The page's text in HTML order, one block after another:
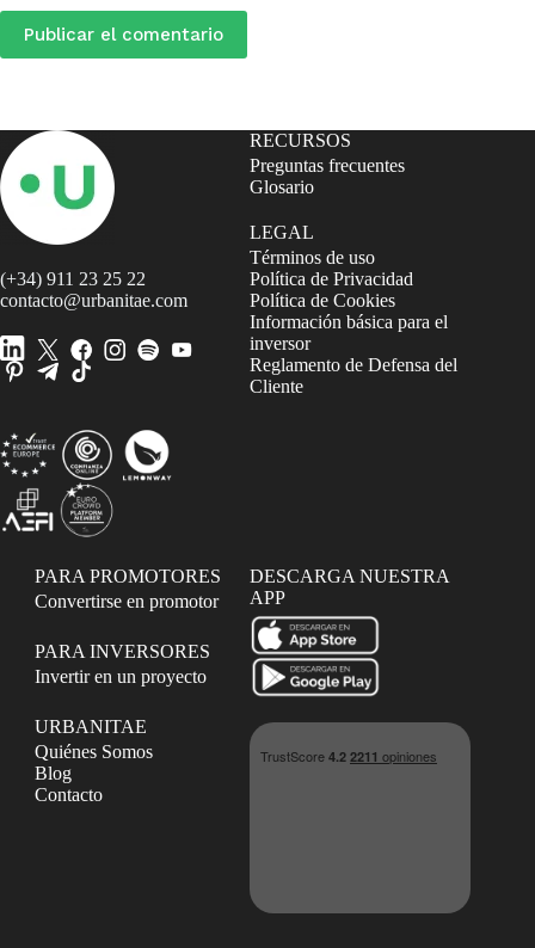
Publicar el comentario
(+34) 911 23 25 22
contacto@urbanitae.com
RECURSOS
Preguntas frecuentes
Glosario
LEGAL
Términos de uso
Política de Privacidad
Política de Cookies
Información básica para el
inversor
Reglamento de Defensa del
Cliente
PARA PROMOTORES
Convertirse en promotor
PARA INVERSORES
Invertir en un proyecto
URBANITAE
Quiénes Somos
Blog
Contacto
DESCARGA NUESTRA
APP